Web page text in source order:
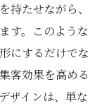
持たせながら、
す。このような
にするだけでな
客効果を高める
ザインは、単な